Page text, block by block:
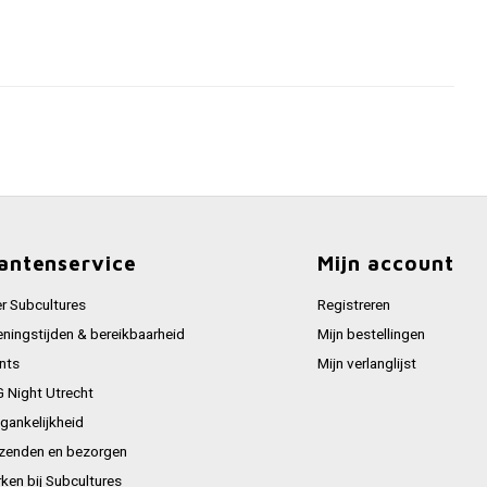
Subcultures
& bereikbaarheid
Night Utrecht
en bezorgen
bij Subcultures
Mijn account
Registreren
Mijn bestellingen
Mijn verlanglijst